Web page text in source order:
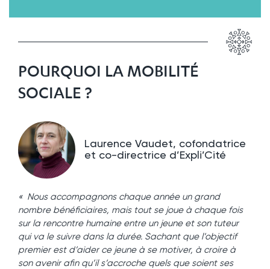
POURQUOI LA MOBILITÉ
SOCIALE ?
Laurence Vaudet, cofondatrice
et co-directrice d’Expli’Cité
« Nous accompagnons chaque année un grand
nombre bénéficiaires, mais tout se joue à chaque fois
sur la rencontre humaine entre un jeune et son tuteur
qui va le suivre dans la durée. Sachant que l’objectif
premier est d’aider ce jeune à se motiver, à croire à
son avenir afin qu’il s’accroche quels que soient ses